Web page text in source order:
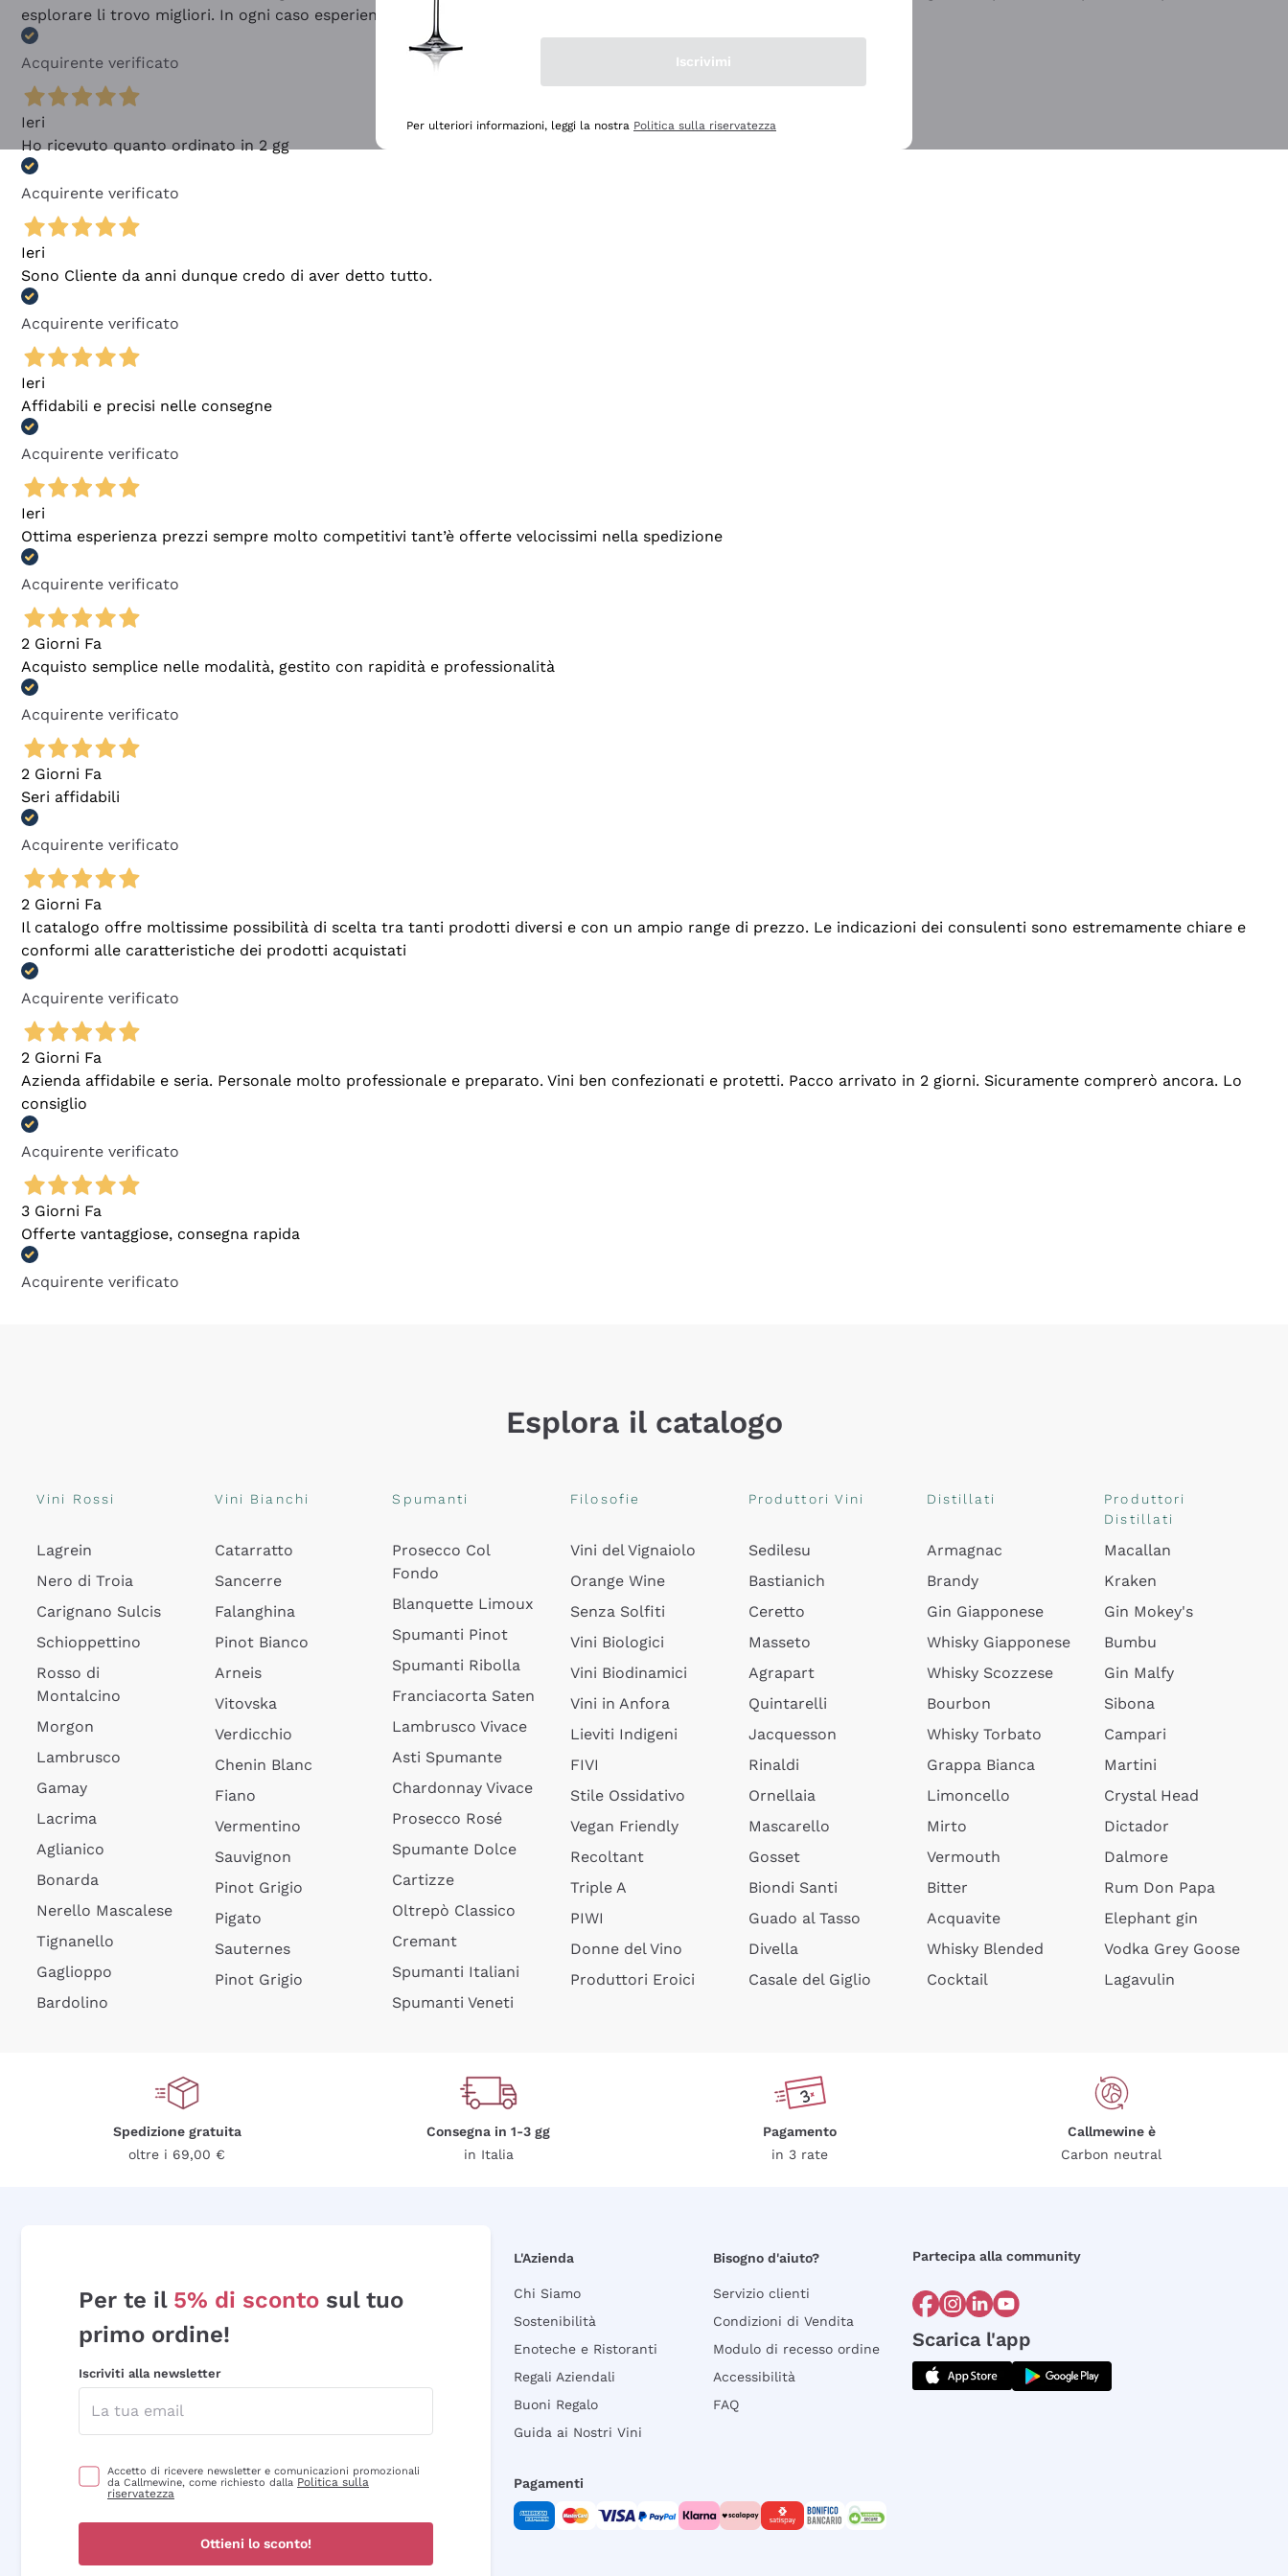
esplorare li trovo migliori. In ogni caso esperienza buona e lo consiglio! 👍
Acquirente verificato
Ieri
Ho ricevuto quanto ordinato in 2 gg
Acquirente verificato
Ieri
Sono Cliente da anni dunque credo di aver detto tutto.
Acquirente verificato
Ieri
Affidabili e precisi nelle consegne
Acquirente verificato
Ieri
Ottima esperienza prezzi sempre molto competitivi tant’è offerte velocissimi nella spedizione
Acquirente verificato
2 Giorni Fa
Acquisto semplice nelle modalità, gestito con rapidità e professionalità
Acquirente verificato
2 Giorni Fa
Seri affidabili
Acquirente verificato
2 Giorni Fa
Il catalogo offre moltissime possibilità di scelta tra tanti prodotti diversi e con un ampio range di prezzo. Le indicazioni dei consulenti sono estremamente chiare e
conformi alle caratteristiche dei prodotti acquistati
Acquirente verificato
2 Giorni Fa
Azienda affidabile e seria. Personale molto professionale e preparato. Vini ben confezionati e protetti. Pacco arrivato in 2 giorni. Sicuramente comprerò ancora. Lo
consiglio
Acquirente verificato
3 Giorni Fa
Offerte vantaggiose, consegna rapida
Acquirente verificato
Esplora il catalogo
Vini Rossi
Lagrein
Nero di Troia
Carignano Sulcis
Schioppettino
Rosso di
Montalcino
Morgon
Lambrusco
Gamay
Lacrima
Aglianico
Bonarda
Nerello Mascalese
Tignanello
Gaglioppo
Bardolino
Vini Bianchi
Catarratto
Sancerre
Falanghina
Pinot Bianco
Arneis
Vitovska
Verdicchio
Chenin Blanc
Fiano
Vermentino
Sauvignon
Pinot Grigio
Pigato
Sauternes
Pinot Grigio
Spumanti
Prosecco Col
Fondo
Blanquette Limoux
Spumanti Pinot
Spumanti Ribolla
Franciacorta Saten
Lambrusco Vivace
Asti Spumante
Chardonnay Vivace
Prosecco Rosé
Spumante Dolce
Cartizze
Oltrepò Classico
Cremant
Spumanti Italiani
Spumanti Veneti
Filosofie
Vini del Vignaiolo
Orange Wine
Senza Solfiti
Vini Biologici
Vini Biodinamici
Vini in Anfora
Lieviti Indigeni
FIVI
Stile Ossidativo
Vegan Friendly
Recoltant
Triple A
PIWI
Donne del Vino
Produttori Eroici
Produttori Vini
Sedilesu
Bastianich
Ceretto
Masseto
Agrapart
Quintarelli
Jacquesson
Rinaldi
Ornellaia
Mascarello
Gosset
Biondi Santi
Guado al Tasso
Divella
Casale del Giglio
Distillati
Armagnac
Brandy
Gin Giapponese
Whisky Giapponese
Whisky Scozzese
Bourbon
Whisky Torbato
Grappa Bianca
Limoncello
Mirto
Vermouth
Bitter
Acquavite
Whisky Blended
Cocktail
Produttori
Distillati
Macallan
Kraken
Gin Mokey's
Bumbu
Gin Malfy
Sibona
Campari
Martini
Crystal Head
Dictador
Dalmore
Rum Don Papa
Elephant gin
Vodka Grey Goose
Lagavulin
Spedizione gratuita
oltre i 69,00 €
Consegna in 1-3 gg
in Italia
Pagamento
in 3 rate
Callmewine è
Carbon neutral
Per te il 5% di sconto sul tuo
primo ordine!
Iscriviti alla newsletter
Accetto di ricevere newsletter e comunicazioni promozionali
da Callmewine, come richiesto dalla Politica sulla
riservatezza
Ottieni lo sconto!
L'Azienda
Chi Siamo
Sostenibilità
Enoteche e Ristoranti
Regali Aziendali
Buoni Regalo
Guida ai Nostri Vini
Bisogno d'aiuto?
Servizio clienti
Condizioni di Vendita
Modulo di recesso ordine
Accessibilità
FAQ
Partecipa alla community
Scarica l'app
Pagamenti
Iscrivimi
Per ulteriori informazioni, leggi la nostra Politica sulla riservatezza